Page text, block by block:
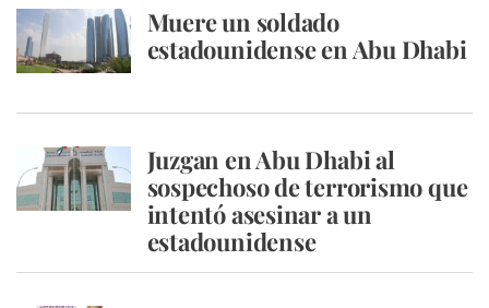
Muere un soldado
estadounidense en Abu Dhabi
Juzgan en Abu Dhabi al
sospechoso de terrorismo que
intentó asesinar a un
estadounidense